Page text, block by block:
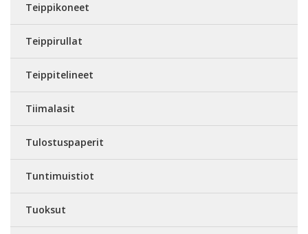
Teippikoneet
Teippirullat
Teippitelineet
Tiimalasit
Tulostuspaperit
Tuntimuistiot
Tuoksut